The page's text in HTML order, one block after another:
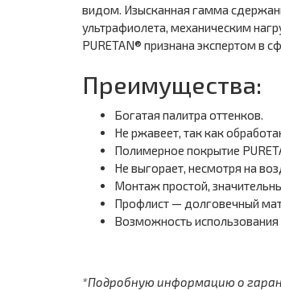
видом. Изысканная гамма
ультрафиолета, механическим
PURETAN® признана экспертом в
Преимущества:
Богатая палитра оттенков.
Не ржавеет, так как
Полимерное покрытие
Не выгорает, несмотря на
Монтаж простой,
Профлист — долговечный
Возможность использования
*Подробную информацию о